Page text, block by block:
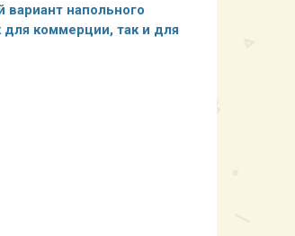
напольного
для коммерции, так и для